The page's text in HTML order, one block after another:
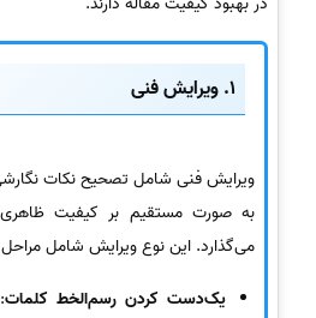
1. ویرایش فنی
ویرایش فنی شامل تصحیح نکات
به صورت مستقیم بر کیفیت ظاهری
می‌گذارد. این نوع ویرایش شامل
یک‌دست کردن رسم‌الخط کلمات